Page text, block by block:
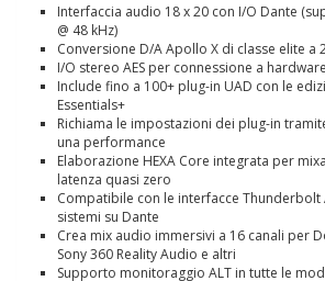
Interfaccia audio 18 x 20 con I/O Dante
@ 48 kHz)
Conversione D/A Apollo X di classe elite a
I/O stereo AES per connessione a
Include fino a 100+ plug-in UAD con le
Essentials+
Richiama le impostazioni dei plug-in
una performance
Elaborazione HEXA Core integrata per
latenza quasi zero
Compatibile con le interfacce
sistemi su Dante
Crea mix audio immersivi a 16 canali per
Sony 360 Reality Audio e altri
Supporto monitoraggio ALT in tutte le